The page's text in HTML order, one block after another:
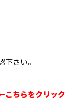
さい。
こちらをクリック